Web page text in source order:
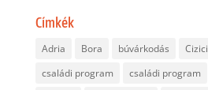
Címkék
Adria Bora búvárkodás Cizici
családi program
családi program